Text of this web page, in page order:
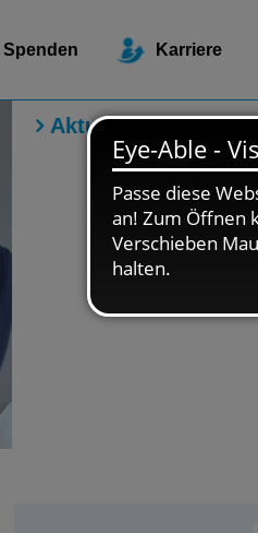
Spenden Karriere
Meldestellen / Beratungsstellen
Aktuelles